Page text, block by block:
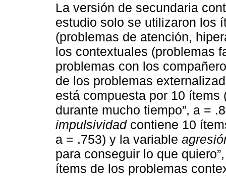
La versión de secundaria
estudio solo se utilizaron los
(problemas de atención,
los contextuales (problemas
problemas con los
de los problemas
está compuesta por 10 ítems
durante mucho tiempo”, a =
impulsividadcontiene 10
a = .753) y la variable
para conseguir lo que
ítems de los problemas